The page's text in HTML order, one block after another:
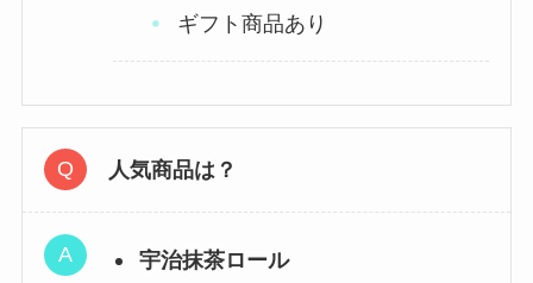
ギフト商品あり
人気商品は？
宇治抹茶ロール